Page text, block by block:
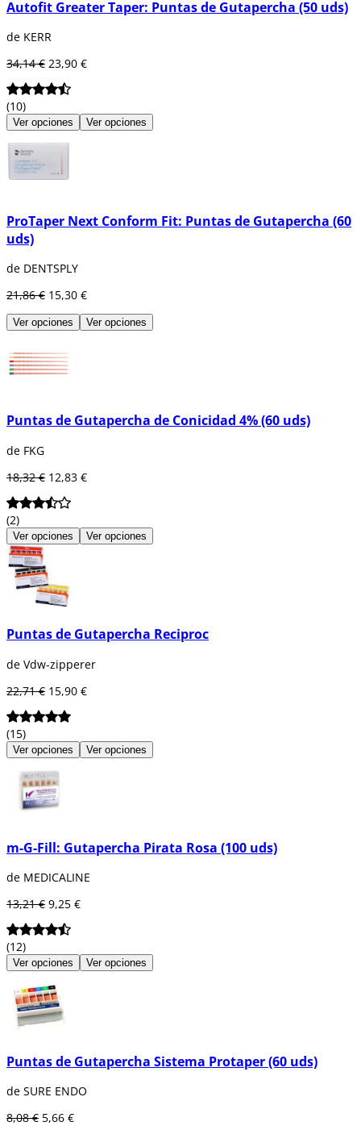
Autofit Greater Taper: Puntas de Gutapercha (50 uds)
de KERR
34,14 € 23,90 €
(10)
Ver opciones Ver opciones
ProTaper Next Conform Fit: Puntas de Gutapercha (60
uds)
de DENTSPLY
21,86 € 15,30 €
Ver opciones Ver opciones
Puntas de Gutapercha de Conicidad 4% (60 uds)
de FKG
18,32 € 12,83 €
(2)
Ver opciones Ver opciones
Puntas de Gutapercha Reciproc
de Vdw-zipperer
22,71 € 15,90 €
(15)
Ver opciones Ver opciones
m-G-Fill: Gutapercha Pirata Rosa (100 uds)
de MEDICALINE
13,21 € 9,25 €
(12)
Ver opciones Ver opciones
Puntas de Gutapercha Sistema Protaper (60 uds)
de SURE ENDO
8,08 € 5,66 €